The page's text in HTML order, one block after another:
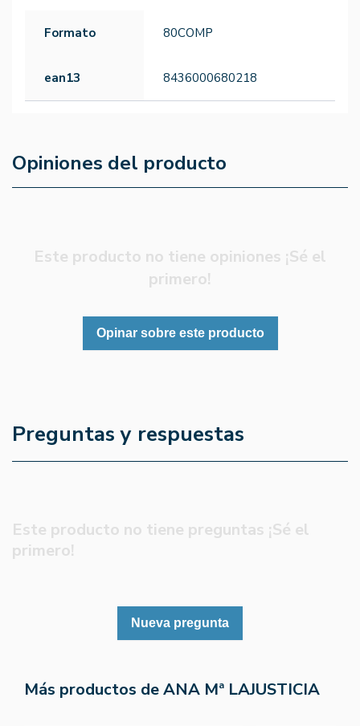
Formato 80COMP
ean13 8436000680218
Opiniones del producto
Este producto no tiene opiniones ¡Sé el
primero!
Opinar sobre este producto
Preguntas y respuestas
Este producto no tiene preguntas ¡Sé el
primero!
Nueva pregunta
Más productos de ANA Mª LAJUSTICIA